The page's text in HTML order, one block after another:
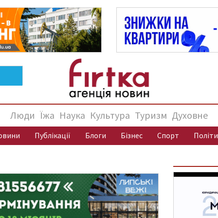
Люди Їжа Наука Культура Туризм Духовне
Публікації Блоги Бізнес Спорт